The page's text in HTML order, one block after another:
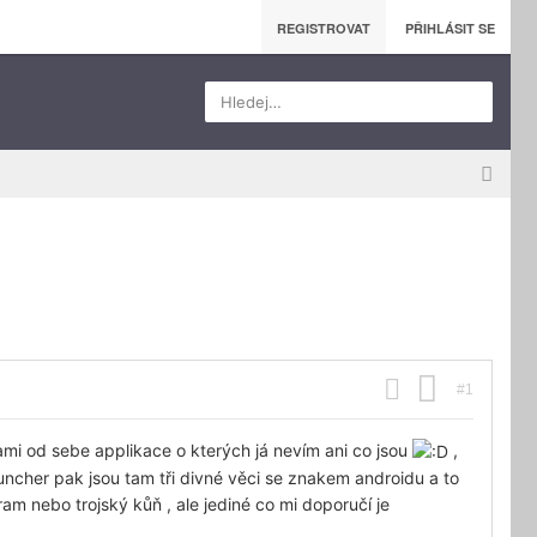
REGISTROVAT PŘIHLÁSIT SE
Hledej…
#1
od sebe applikace o kterých já nevím ani co jsou
,
pak jsou tam tři divné věci se znakem androidu a to
nebo trojský kůň , ale jediné co mi doporučí je